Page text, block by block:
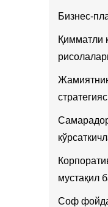
Бизнес-
Қимматли
мустақил
Соф